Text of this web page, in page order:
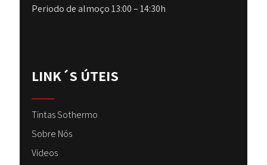
Periodo de almoço 13:00 – 14:30h
LINK´S ÚTEIS
Tintas Sothermo
Sobre Nós
Videos